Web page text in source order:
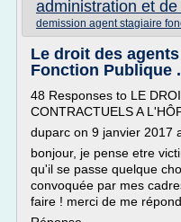
administration et
demission agent stagiaire
Le droit des
Fonction Publique
48 Responses to LE
CONTRACTUELS A
duparc on 9 janvier 2017
bonjour, je pense etre
qu'il se passe quelque
convoquée par mes
faire ! merci de me